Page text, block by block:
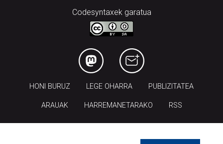
Codesyntaxek garatua
HONI BURUZ LEGE OHARRA PUBLIZITATEA
ARAUAK HARREMANETARAKO RSS